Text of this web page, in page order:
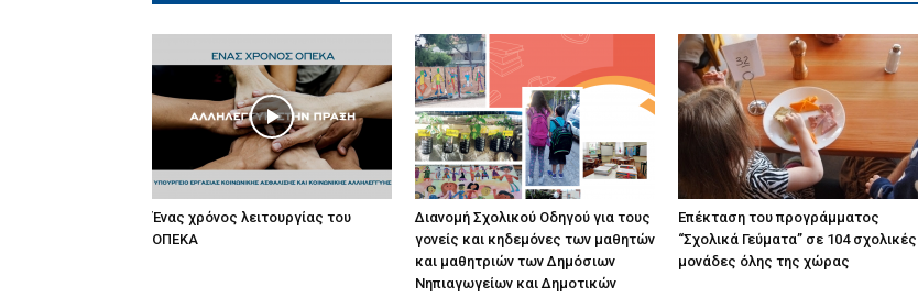
Ένας χρόνος λειτουργίας του
ΟΠΕΚΑ
Διανομή Σχολικού Οδηγού για τους
γονείς και κηδεμόνες των μαθητών
και μαθητριών των Δημόσιων
Νηπιαγωγείων και Δημοτικών
Επέκταση του προγράμματος
“Σχολικά Γεύματα” σε 104 σχολικές
μονάδες όλης της χώρας